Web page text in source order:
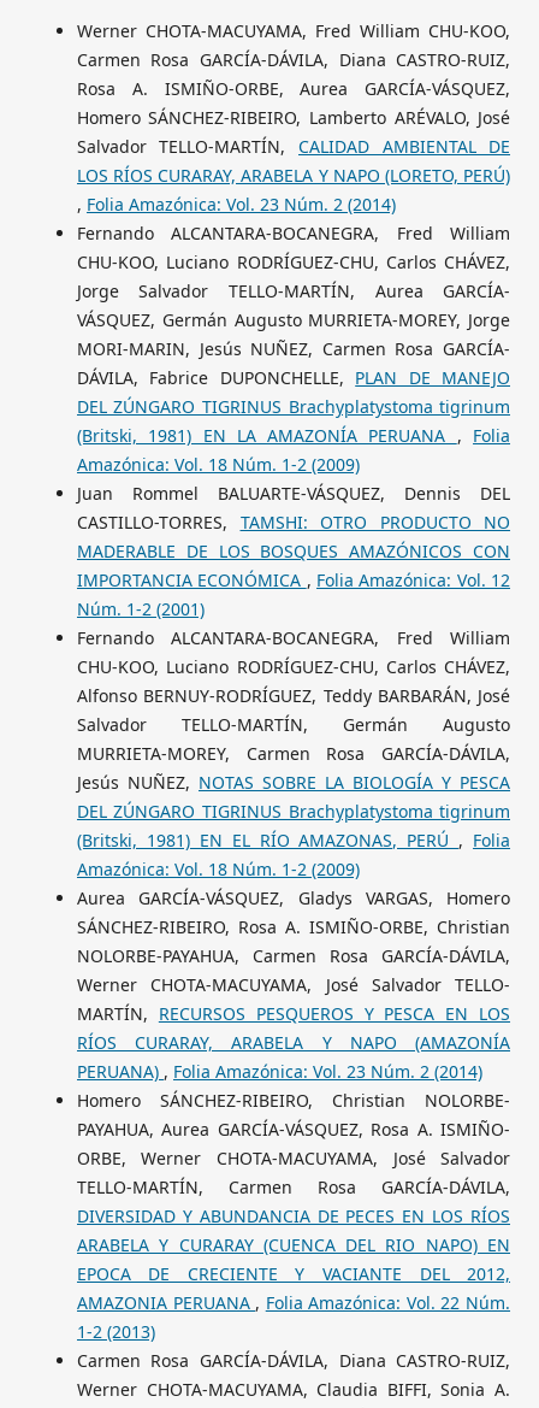
Werner CHOTA-MACUYAMA, Fred William CHU-KOO,
Carmen Rosa GARCÍA-DÁVILA, Diana CASTRO-RUIZ,
Rosa A. ISMIÑO-ORBE, Aurea GARCÍA-VÁSQUEZ,
Homero SÁNCHEZ-RIBEIRO, Lamberto ARÉVALO, José
Salvador TELLO-MARTÍN, CALIDAD AMBIENTAL DE
LOS RÍOS CURARAY, ARABELA Y NAPO (LORETO, PERÚ)
, Folia Amazónica: Vol. 23 Núm. 2 (2014)
Fernando ALCANTARA-BOCANEGRA, Fred William
CHU-KOO, Luciano RODRÍGUEZ-CHU, Carlos CHÁVEZ,
Jorge Salvador TELLO-MARTÍN, Aurea GARCÍA-
VÁSQUEZ, Germán Augusto MURRIETA-MOREY, Jorge
MORI-MARIN, Jesús NUÑEZ, Carmen Rosa GARCÍA-
DÁVILA, Fabrice DUPONCHELLE, PLAN DE MANEJO
DEL ZÚNGARO TIGRINUS Brachyplatystoma tigrinum
(Britski, 1981) EN LA AMAZONÍA PERUANA , Folia
Amazónica: Vol. 18 Núm. 1-2 (2009)
Juan Rommel BALUARTE-VÁSQUEZ, Dennis DEL
CASTILLO-TORRES, TAMSHI: OTRO PRODUCTO NO
MADERABLE DE LOS BOSQUES AMAZÓNICOS CON
IMPORTANCIA ECONÓMICA , Folia Amazónica: Vol. 12
Núm. 1-2 (2001)
Fernando ALCANTARA-BOCANEGRA, Fred William
CHU-KOO, Luciano RODRÍGUEZ-CHU, Carlos CHÁVEZ,
Alfonso BERNUY-RODRÍGUEZ, Teddy BARBARÁN, José
Salvador TELLO-MARTÍN, Germán Augusto
MURRIETA-MOREY, Carmen Rosa GARCÍA-DÁVILA,
Jesús NUÑEZ, NOTAS SOBRE LA BIOLOGÍA Y PESCA
DEL ZÚNGARO TIGRINUS Brachyplatystoma tigrinum
(Britski, 1981) EN EL RÍO AMAZONAS, PERÚ , Folia
Amazónica: Vol. 18 Núm. 1-2 (2009)
Aurea GARCÍA-VÁSQUEZ, Gladys VARGAS, Homero
SÁNCHEZ-RIBEIRO, Rosa A. ISMIÑO-ORBE, Christian
NOLORBE-PAYAHUA, Carmen Rosa GARCÍA-DÁVILA,
Werner CHOTA-MACUYAMA, José Salvador TELLO-
MARTÍN, RECURSOS PESQUEROS Y PESCA EN LOS
RÍOS CURARAY, ARABELA Y NAPO (AMAZONÍA
PERUANA) , Folia Amazónica: Vol. 23 Núm. 2 (2014)
Homero SÁNCHEZ-RIBEIRO, Christian NOLORBE-
PAYAHUA, Aurea GARCÍA-VÁSQUEZ, Rosa A. ISMIÑO-
ORBE, Werner CHOTA-MACUYAMA, José Salvador
TELLO-MARTÍN, Carmen Rosa GARCÍA-DÁVILA,
DIVERSIDAD Y ABUNDANCIA DE PECES EN LOS RÍOS
ARABELA Y CURARAY (CUENCA DEL RIO NAPO) EN
EPOCA DE CRECIENTE Y VACIANTE DEL 2012,
AMAZONIA PERUANA , Folia Amazónica: Vol. 22 Núm.
1-2 (2013)
Carmen Rosa GARCÍA-DÁVILA, Diana CASTRO-RUIZ,
Werner CHOTA-MACUYAMA, Claudia BIFFI, Sonia A.